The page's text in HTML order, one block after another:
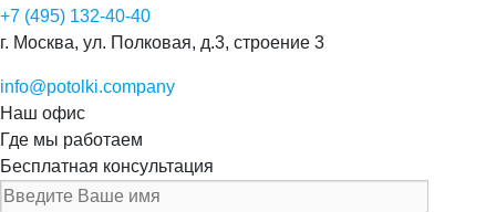
+7 (495) 132-40-40
г. Москва, ул. Полковая, д.3, строение 3
info@potolki.company
Наш офис
Где мы работаем
Бесплатная консультация